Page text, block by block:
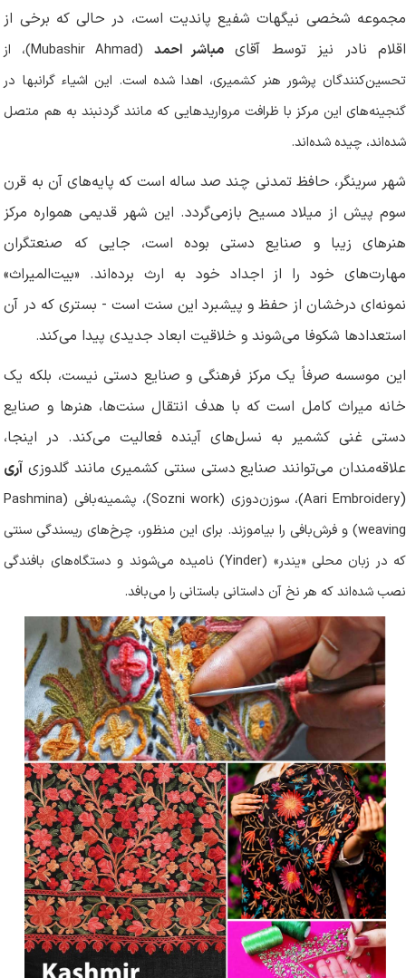
مجموعه شخصی نیگهات شفیع پاندیت است، در حالی که برخی از
اقلام نادر نیز توسط آقای مباشر احمد (
Mubashir Ahmad)، از
تحسین‌کنندگان پرشور هنر کشمیری، اهدا شده است. این اشیاء گرانبها در
گنجینه‌های این مرکز با ظرافت مرواریدهایی که مانند گردنبند به هم متصل
شده‌اند، چیده شده‌اند.
شهر سرینگر، حافظ تمدنی چند صد ساله است که پایه‌های آن به قرن
سوم پیش از میلاد مسیح بازمی‌گردد. این شهر قدیمی همواره مرکز
هنرهای زیبا و صنایع دستی بوده است، جایی که صنعتگران
مهارت‌های خود را از اجداد خود به ارث برده‌اند. «بیت‌المیراث»
نمونه‌ای درخشان از حفظ و پیشبرد این سنت است - بستری که در آن
استعدادها شکوفا می‌شوند و خلاقیت ابعاد جدیدی پیدا می‌کند.
این موسسه صرفاً یک مرکز فرهنگی و صنایع دستی نیست، بلکه یک
خانه میراث کامل است که با هدف انتقال سنت‌ها، هنرها و صنایع
دستی غنی کشمیر به نسل‌های آینده فعالیت می‌کند. در اینجا،
علاقه‌مندان می‌توانند صنایع دستی سنتی کشمیری مانند گلدوزی آری
(
Aari Embroidery)، سوزن‌دوزی (Sozni work)، پشمینه‌بافی (Pashmina
weaving) و فرش‌بافی را بیاموزند. برای این منظور، چرخ‌های ریسندگی سنتی
که در زبان محلی «یندر» (Yinder) نامیده می‌شوند و دستگاه‌های بافندگی
نصب شده‌اند که هر نخ آن داستانی باستانی را می‌بافد.